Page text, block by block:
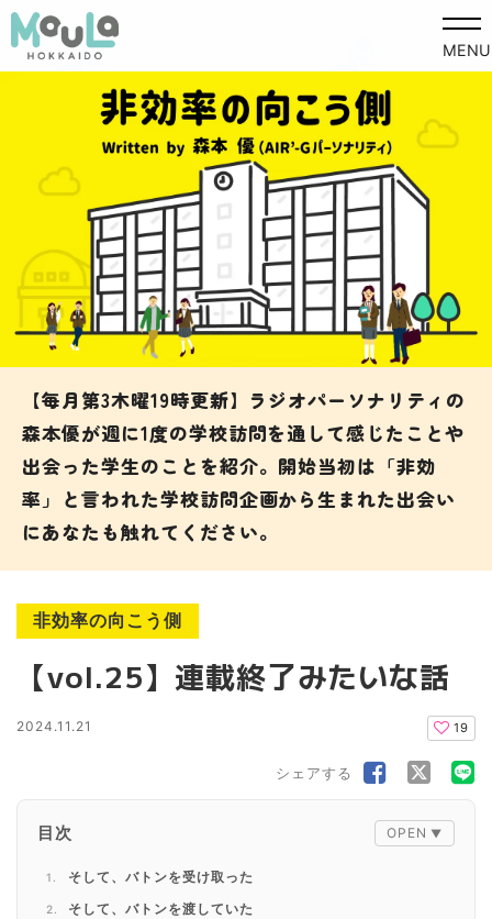
MENU
【毎月第3木曜19時更新】ラジオパーソナリティの
森本優が週に1度の学校訪問を通して感じたことや
出会った学生のことを紹介。開始当初は「非効
率」と言われた学校訪問企画から生まれた出会い
にあなたも触れてください。
非効率の向こう側
【vol.25】連載終了みたいな話
2024.11.21 19
シェアする
目次
そして、バトンを受け取った
そして、バトンを渡していた